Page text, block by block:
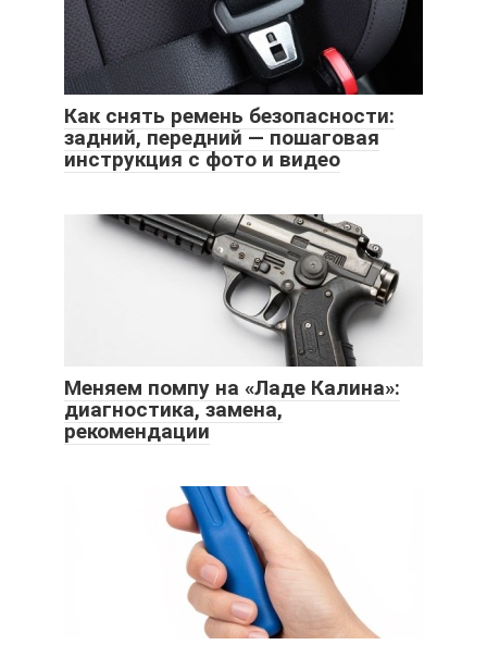
Как снять ремень безопасности:
задний, передний — пошаговая
инструкция с фото и видео
Меняем помпу на «Ладе Калина»:
диагностика, замена,
рекомендации